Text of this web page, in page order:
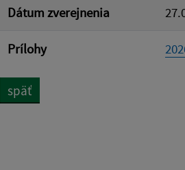
Dátum zverejnenia
Prílohy
späť